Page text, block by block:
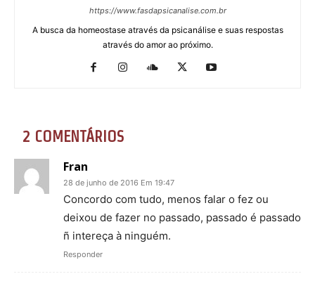
https://www.fasdapsicanalise.com.br
A busca da homeostase através da psicanálise e suas respostas
através do amor ao próximo.
2 COMENTÁRIOS
Fran
28 de junho de 2016 Em 19:47
Concordo com tudo, menos falar o fez ou
deixou de fazer no passado, passado é passado
ñ intereça à ninguém.
Responder